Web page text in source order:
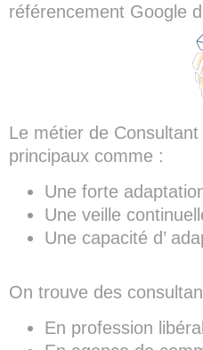
référencement Google
Le métier de
principaux comme :
Une forte
Une veille
Une capacité d’
On trouve des
En profession